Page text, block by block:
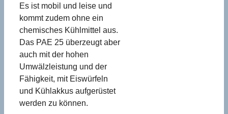
Es ist mobil und leise und
kommt zudem ohne ein
chemisches Kühlmittel aus.
Das PAE 25 überzeugt aber
auch mit der hohen
Umwälzleistung und der
Fähigkeit, mit Eiswürfeln
und Kühlakkus aufgerüstet
werden zu können.